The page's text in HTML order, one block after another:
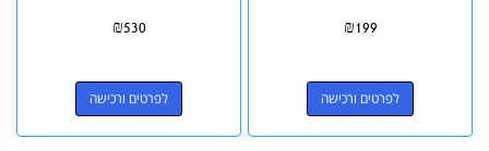
₪199
לפרטים ורכישה
₪530
לפרטים ורכישה